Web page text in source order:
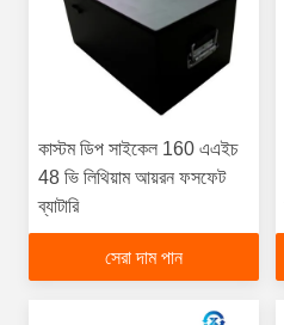
কাস্টম ডিপ সাইকেল 160 এএইচ
48 ভি লিথিয়াম আয়রন ফসফেট
ব্যাটারি
সেরা দাম পান